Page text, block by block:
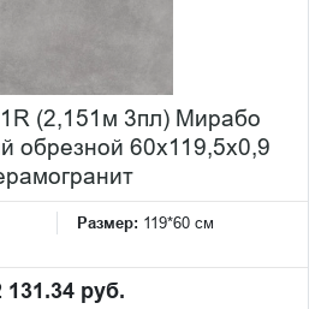
(2,151м 3пл) Мирабо
обрезной 60x119,5x0,9
Размер: 119*60 см
131.34 руб.